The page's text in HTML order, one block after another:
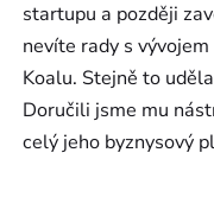
startupu a později
nevíte rady s
Koalu. Stejně to
Doručili jsme mu
celý jeho byznysový